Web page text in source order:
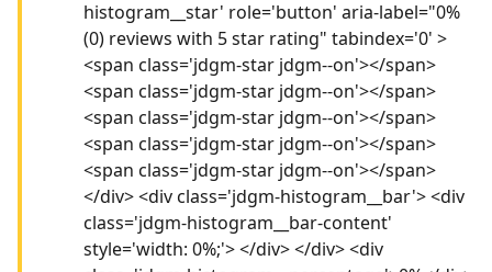
histogram__star' role='button' aria-label="0%
(0) reviews with 5 star rating" tabindex='0' >
<span class='jdgm-star jdgm--on'></span>
<span class='jdgm-star jdgm--on'></span>
<span class='jdgm-star jdgm--on'></span>
<span class='jdgm-star jdgm--on'></span>
<span class='jdgm-star jdgm--on'></span>
</div> <div class='jdgm-histogram__bar'> <div
class='jdgm-histogram__bar-content'
style='width: 0%;'> </div> </div> <div